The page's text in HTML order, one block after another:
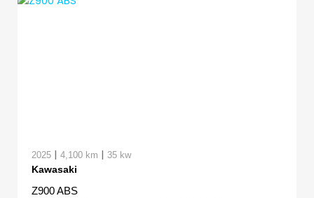
2025 | 4,100 km | 35 kw
Kawasaki
Z900 ABS